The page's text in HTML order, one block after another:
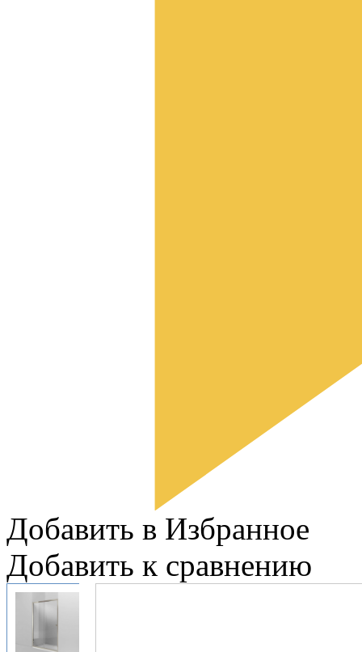
Добавить в Избранное
Добавить к сравнению